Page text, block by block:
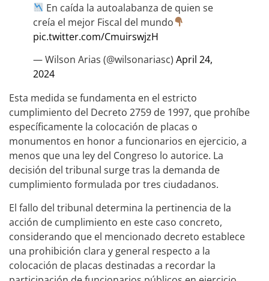
En caída la autoalabanza de quien se
creía el mejor Fiscal del mundo
pic.twitter.com/CmuirswjzH
— Wilson Arias (@wilsonariasc) April 24,
2024
Esta medida se fundamenta en el estricto
cumplimiento del Decreto 2759 de 1997, que prohíbe
específicamente la colocación de placas o
monumentos en honor a funcionarios en ejercicio, a
menos que una ley del Congreso lo autorice. La
decisión del tribunal surge tras la demanda de
cumplimiento formulada por tres ciudadanos.
El fallo del tribunal determina la pertinencia de la
acción de cumplimiento en este caso concreto,
considerando que el mencionado decreto establece
una prohibición clara y general respecto a la
colocación de placas destinadas a recordar la